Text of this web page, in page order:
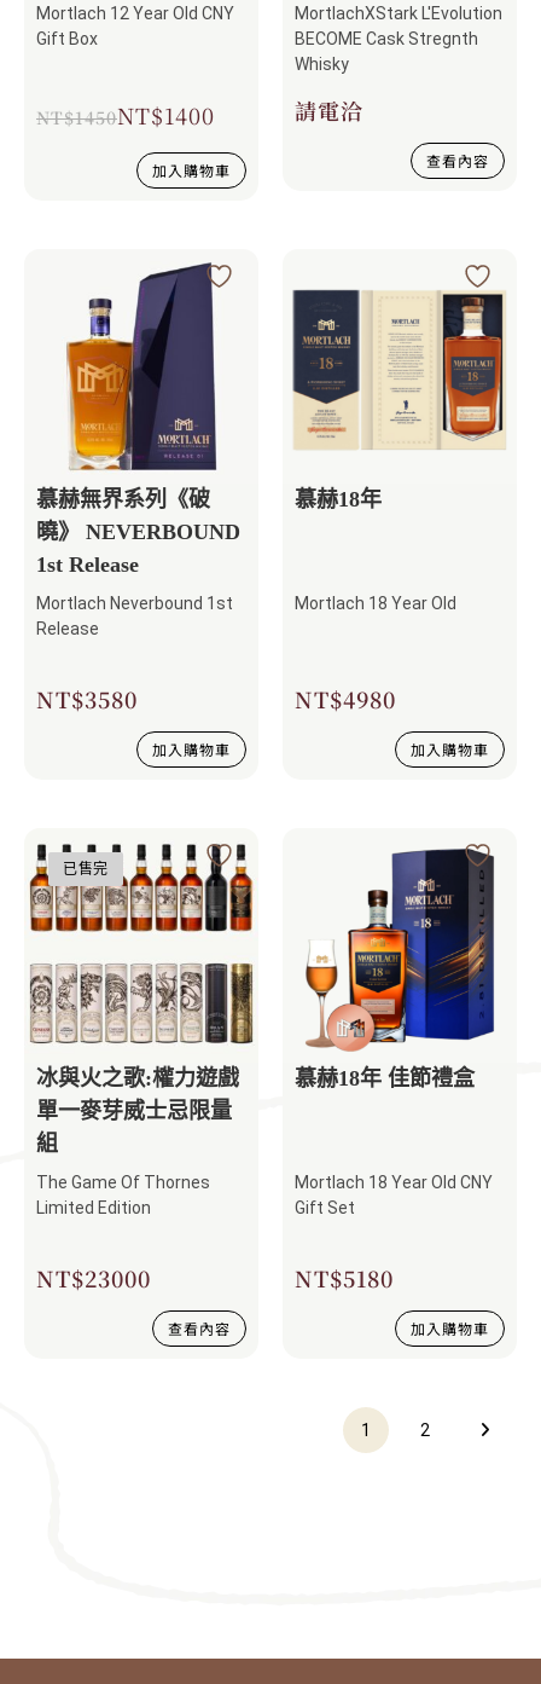
Mortlach 12 Year Old CNY
Gift Box
NT$1450NT$1400
加入購物車
Become成就
MortlachXStark L'Evolution
BECOME Cask Stregnth
Whisky
請電洽
查看內容
慕赫無界系列《破
曉》 NEVERBOUND
1st Release
Mortlach Neverbound 1st
Release
NT$3580
加入購物車
慕赫18年
Mortlach 18 Year Old
NT$4980
加入購物車
已售完
冰與火之歌:權力遊戲
單一麥芽威士忌限量
組
The Game Of Thornes
Limited Edition
NT$23000
查看內容
慕赫18年 佳節禮盒
Mortlach 18 Year Old CNY
Gift Set
NT$5180
加入購物車
1 2